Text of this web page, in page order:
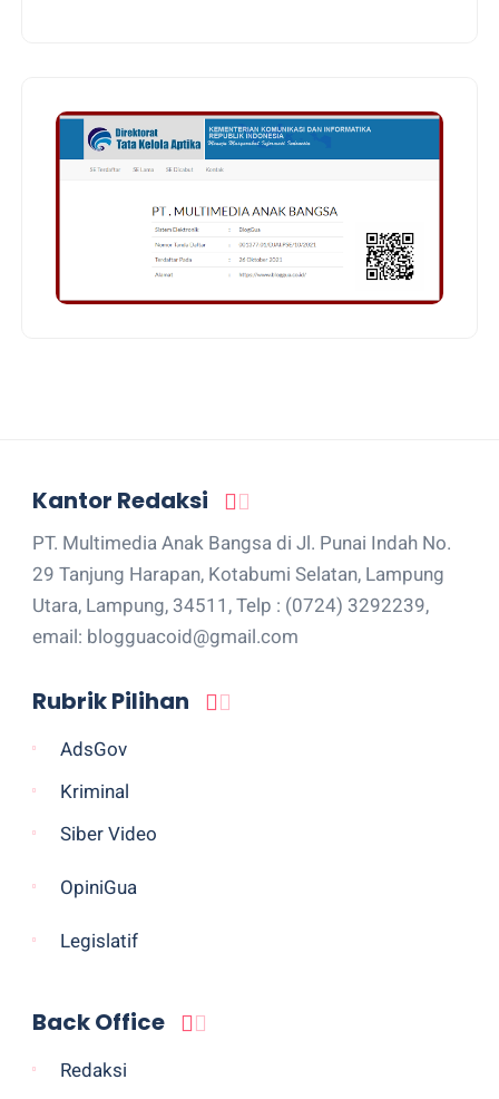
Kantor Redaksi
PT. Multimedia Anak Bangsa di Jl. Punai Indah No.
29 Tanjung Harapan, Kotabumi Selatan, Lampung
Utara, Lampung, 34511, Telp : (0724) 3292239,
email: blogguacoid@gmail.com
Rubrik Pilihan
AdsGov
Kriminal
Siber Video
OpiniGua
Legislatif
Back Office
Redaksi